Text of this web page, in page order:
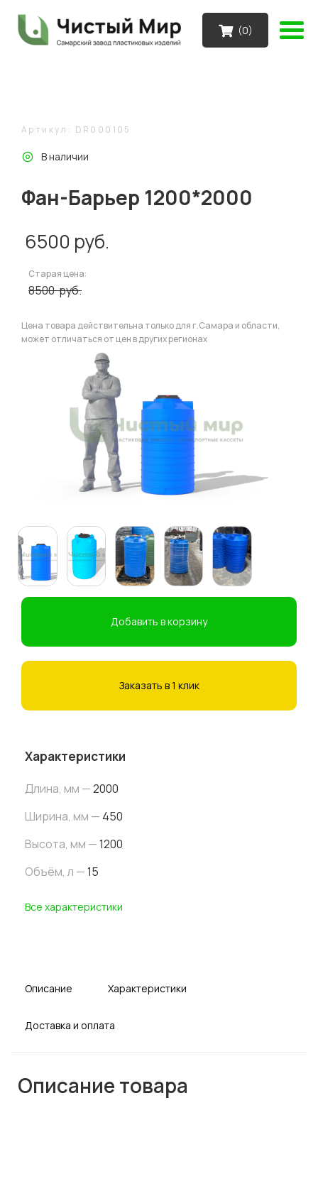
(0)
Артикул: DR000105
В наличии
Фан-Барьер 1200*2000
6500 руб.
Старая цена:
8500руб.
Цена товара действительна только для г.Самара и области,
может отличаться от цен в других регионах
Добавить в корзину
Заказать в 1 клик
Характеристики
Длина, мм —2000
Ширина, мм — 450
Высота, мм —1200
Объём, л —15
Все характеристики
Описание Характеристики
Доставка и оплата
Описание товара